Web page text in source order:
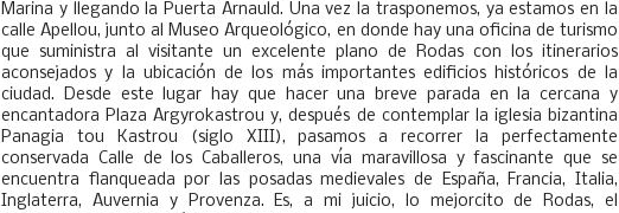
Marina y llegando la Puerta Arnauld. Una vez la trasponemos, ya estamos en la
calle Apellou, junto al Museo Arqueológico, en donde hay una oficina de turismo
que suministra al visitante un excelente plano de Rodas con los itinerarios
aconsejados y la ubicación de los más importantes edificios históricos de la
ciudad. Desde este lugar hay que hacer una breve parada en la cercana y
encantadora Plaza Argyrokastrou y, después de contemplar la iglesia bizantina
Panagia tou Kastrou (siglo XIII), pasamos a recorrer la perfectamente
conservada Calle de los Caballeros, una vía maravillosa y fascinante que se
encuentra flanqueada por las posadas medievales de España, Francia, Italia,
Inglaterra, Auvernia y Provenza. Es, a mi juicio, lo mejorcito de Rodas, el